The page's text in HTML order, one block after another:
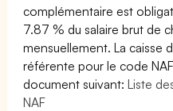
complémentaire est
7.87 % du salaire brut de
mensuellement. La caisse
référente pour le code
document suivant:Liste
NAF